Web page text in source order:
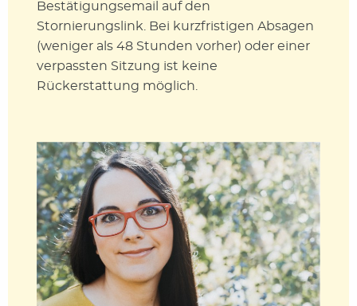
Bestätigungsemail auf den
Stornierungslink. Bei kurzfristigen Absagen
(weniger als 48 Stunden vorher) oder einer
verpassten Sitzung ist keine
Rückerstattung möglich.